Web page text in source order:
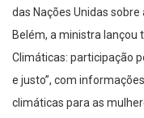
das Nações Unidas
Belém, a ministra lançou
Climáticas: participação
e justo”, com
climáticas para as